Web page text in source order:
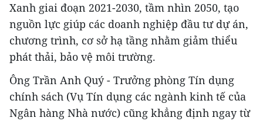
Xanh giai đoạn 2021-2030, tầm nhìn 2050, tạo
nguồn lực giúp các doanh nghiệp đầu tư dự án,
chương trình, cơ sở hạ tầng nhằm giảm thiểu
phát thải, bảo vệ môi trường.
Ông Trần Anh Quý - Trưởng phòng Tín dụng
chính sách (Vụ Tín dụng các ngành kinh tế của
Ngân hàng Nhà nước) cũng khẳng định ngay từ